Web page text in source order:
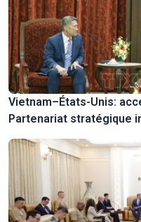
Vietnam–États-Unis:
Partenariat stratégique